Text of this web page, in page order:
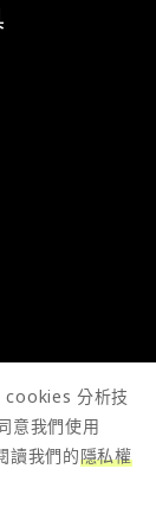
cookies 分析技
意我們使用
讀我們的隱私權